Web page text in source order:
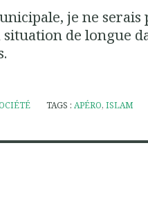
je ne serais
de longue
TAGS : APÉRO, ISLAM